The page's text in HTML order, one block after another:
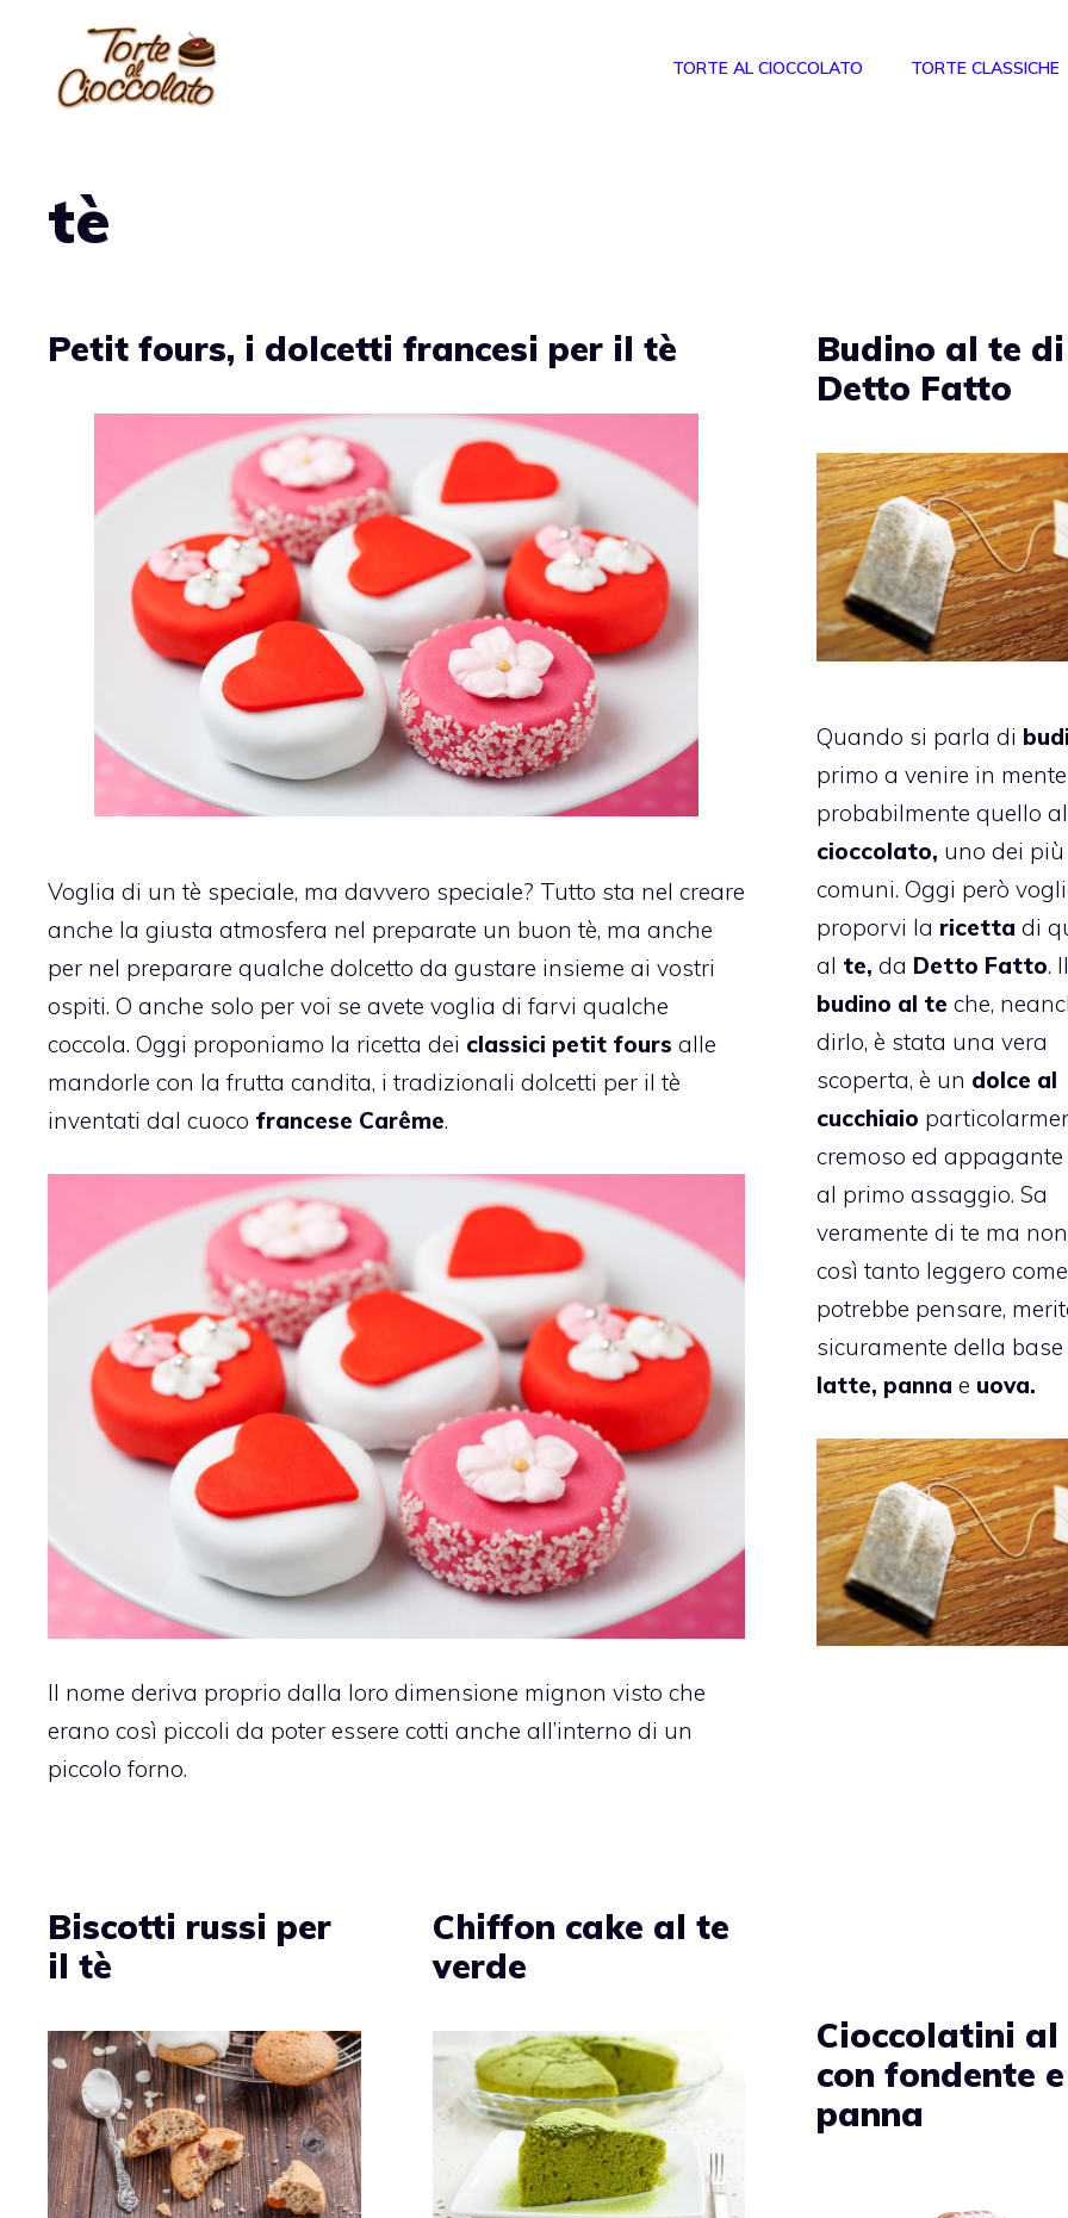
contenuto
TORTE AL CIOCCOLATO TORTE CLASSICHE
tè
Petit fours, i dolcetti francesi per il tè
Voglia di un tè speciale, ma davvero speciale? Tutto sta nel creare
anche la giusta atmosfera nel preparate un buon tè, ma anche
per nel preparare qualche dolcetto da gustare insieme ai vostri
ospiti. O anche solo per voi se avete voglia di farvi qualche
coccola. Oggi proponiamo la ricetta dei classici petit fours alle
mandorle con la frutta candita, i tradizionali dolcetti per il tè
inventati dal cuoco francese Carême.
Il nome deriva proprio dalla loro dimensione mignon visto che
erano così piccoli da poter essere cotti anche all’interno di un
piccolo forno.
Budino al te di
Detto Fatto
Quando si parla di
primo a venire in
probabilmente quello al
cioccolato, uno dei più
comuni. Oggi però
proporvi la ricetta di
al te, da Detto Fatto.
budino al te che,
dirlo, è stata una vera
scoperta, è un dolce al
cucchiaio
cremoso ed
al primo assaggio. Sa
veramente di te ma
così tanto leggero
potrebbe pensare,
sicuramente della
latte, panna e uova.
Biscotti russi per
il tè
Chiffon cake al te
verde
Cioccolatini al
con fondente e
panna